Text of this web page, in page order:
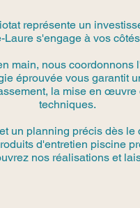
représente un
s'engage à vos
main, nous
éprouvée vous garantit
la mise en
techniques.
un planning précis dès
d'entretien piscine
nos réalisations et